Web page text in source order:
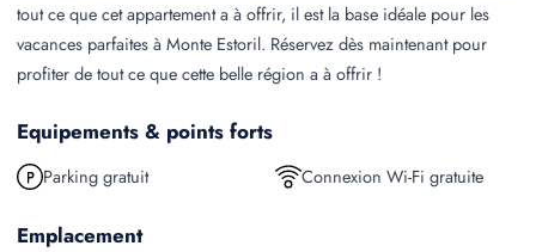
tout ce que cet appartement a à offrir, il est la base idéale pour les
vacances parfaites à Monte Estoril. Réservez dès maintenant pour
profiter de tout ce que cette belle région a à offrir !
Equipements & points forts
Parking gratuit Connexion Wi-Fi gratuite
Emplacement